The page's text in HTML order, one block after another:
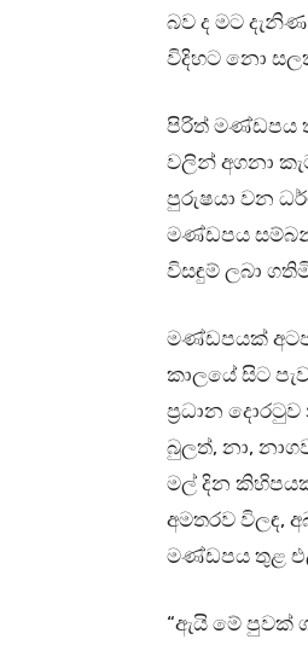
බව ද මට
විදිහට නො
පිරිත් මණ්ඩපය
වලින් අගනා
පුරුෂයා වන
මණ්ඩපය
විසඳුම් ලබා
මණ්ඩපයක්
කාලයේ සිට
ප්‍රධාන
බුලත්, නා,
මල් දින
අමතරව විලඳ,
මණ්ඩපය තුළ
“ඇයි මේ පුවක්